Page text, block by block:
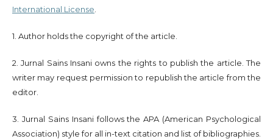
International License
1. Author holds the copyright of the article.
2. Jurnal Sains Insani owns the rights to publish the article. The
writer may request permission to republish the article from the
editor.
3. Jurnal Sains Insani follows the APA (American Psychological
Association) style for all in-text citation and list of bibliographies.